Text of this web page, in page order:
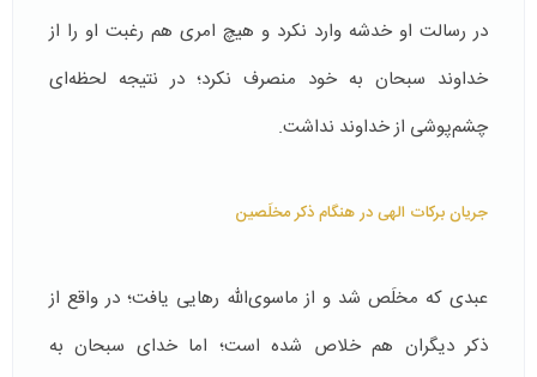
در رسالت او خدشه وارد نکرد و هیچ امری هم رغبت او را از
خداوند سبحان به خود منصرف نکرد؛ در نتیجه لحظه‌ای
چشم‌پوشی از خداوند نداشت.
جریان برکات الهی در هنگام ذکر مخلَصین
عبدی که مخلَص شد و از ماسوی‌الله رهایی یافت؛ در واقع از
ذکر دیگران هم خلاص شده است؛ اما خدای سبحان به